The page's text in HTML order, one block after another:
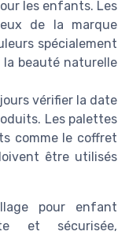
les enfants. Les
de la marque
spécialement
beauté naturelle
vérifier la date
Les palettes
comme le coffret
être utilisés
pour enfant
et sécurisée,